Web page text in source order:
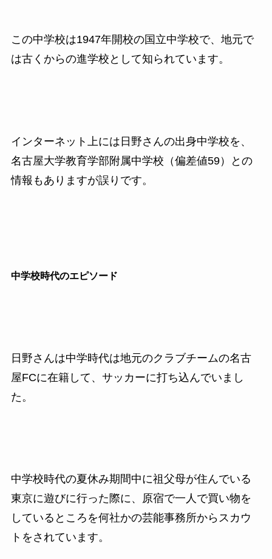
この中学校は1947年開校の国立中学校で、地元で
は古くからの進学校として知られています。
インターネット上には日野さんの出身中学校を、
名古屋大学教育学部附属中学校（偏差値59）との
情報もありますが誤りです。
中学校時代のエピソード
日野さんは中学時代は地元のクラブチームの名古
屋FCに在籍して、サッカーに打ち込んでいまし
た。
中学校時代の夏休み期間中に祖父母が住んでいる
東京に遊びに行った際に、原宿で一人で買い物を
しているところを何社かの芸能事務所からスカウ
トをされています。